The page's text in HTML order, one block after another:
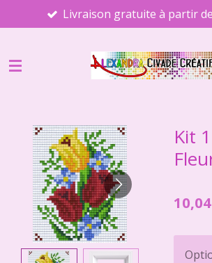
au
principal
Livraison gratuite à partir
Kit